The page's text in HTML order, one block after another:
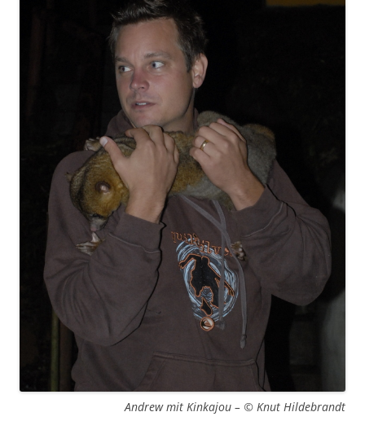
Andrew mit Kinkajou – © Knut Hildebrandt